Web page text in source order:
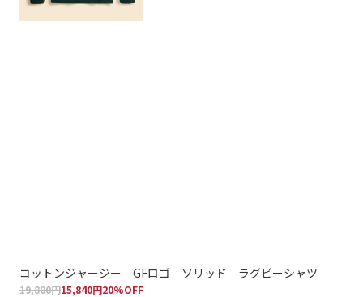
コットンジャージー GFロゴ ソリッド ラグビーシャツ
19,800円15,840円20%OFF